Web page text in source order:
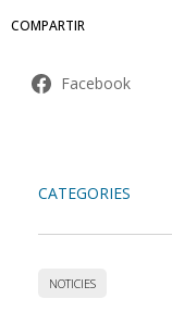
COMPARTIR
Facebook
CATEGORIES
NOTICIES